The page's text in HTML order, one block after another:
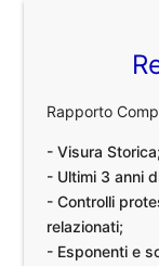
Rapporto
- Visura Storica;
- Ultimi 3 anni
- Controlli
relazionati;
- Esponenti e